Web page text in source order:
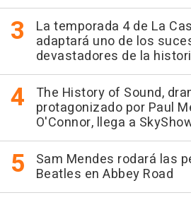
La temporada 4 de La
adaptará uno de los
devastadores de la
The History of Sound,
protagonizado por Paul
O'Connor, llega a
Sam Mendes rodará las
Beatles en Abbey Road